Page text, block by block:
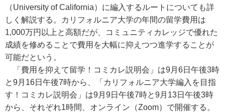
（University of California）に編入するルートについても詳
しく解説する。カリフォルニア大学の年間の留学費用は
1,000万円以上と高額だが、コミュニティカレッジで優れた
成績を修めることで費用を大幅に抑えつつ進学することが
可能だという。
「費用を抑えて留学！コミカレ説明会」は9月6日午後3時
と9月16日午後7時から、「カリフォルニア大学編入を目指
す！コミカレ説明会」は9月9日午後7時と9月13日午後3時
から、それぞれ1時間、オンライン（Zoom）で開催する。